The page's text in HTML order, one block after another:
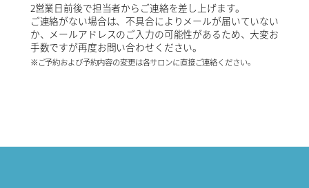
2営業日前後で担当者からご連絡を差し上げます。
ご連絡がない場合は、不具合によりメールが届いていない
か、メールアドレスのご入力の可能性があるため、大変お
手数ですが再度お問い合わせください。
※ご予約および予約内容の変更は各サロンに直接ご連絡ください。